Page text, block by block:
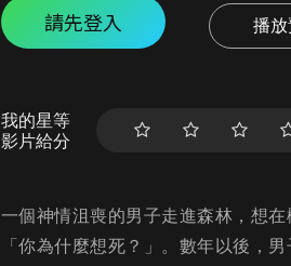
請先登入 播
我的星等
影片給分
一個神情沮喪的男子走進森林，想
「你為什麼想死？」。數年以後，